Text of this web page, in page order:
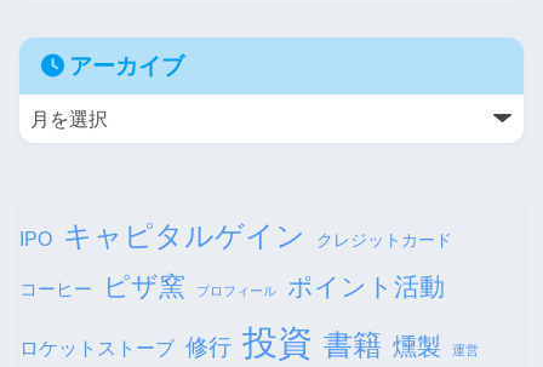
アーカイブ
IPO キャピタルゲイン クレジットカード
コーヒー ピザ窯 プロフィール ポイント活動
ロケットストーブ 修行 投資 書籍 燻製 運営